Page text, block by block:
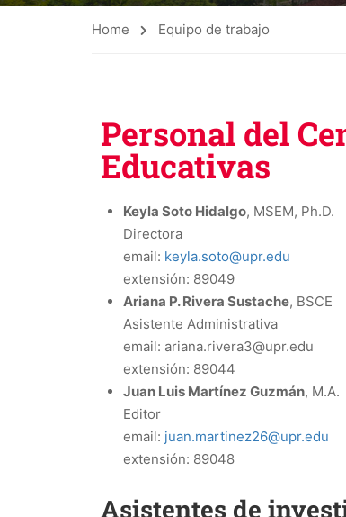
Home Equipo de trabajo
Personal del
Educativas
Keyla Soto Hidalgo, MSEM, Ph.D.
Directora
email: keyla.soto@upr.edu
extensión: 89049
Ariana P. Rivera Sustache, BSCE
Asistente Administrativa
email: ariana.rivera3@upr.edu
extensión: 89044
Juan Luis Martínez Guzmán, M.A.
Editor
email: juan.martinez26@upr.edu
extensión: 89048
Asistentes de